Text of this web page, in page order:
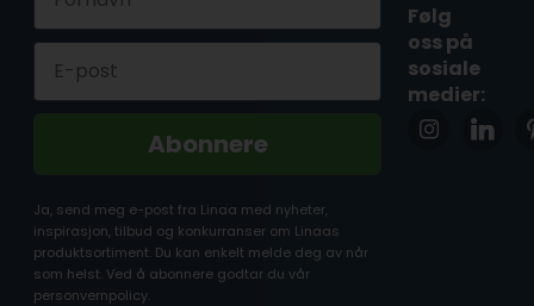
Abonnere
Ja, send meg e-post fra Linaa med nyheter,
inspirasjon, tilbud og konkurranser om Linaas
produktsortiment. Du kan enkelt melde deg av når
som helst. Ved å abonnere godtar du vår
personvernpolicy.
Følg
oss på
sosiale
medier: